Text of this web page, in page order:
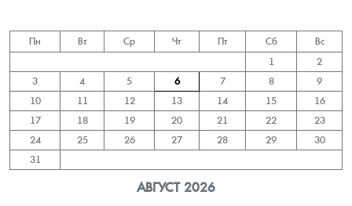
АВГУСТ 2026
Пн Вт Ср Чт Пт Сб
Вс
1
2
3
4 5 6 7 8
9
10
11 12 13 14 15
16
17
18 19 20 21 22
23
24
25 26 27 28 29
30
31